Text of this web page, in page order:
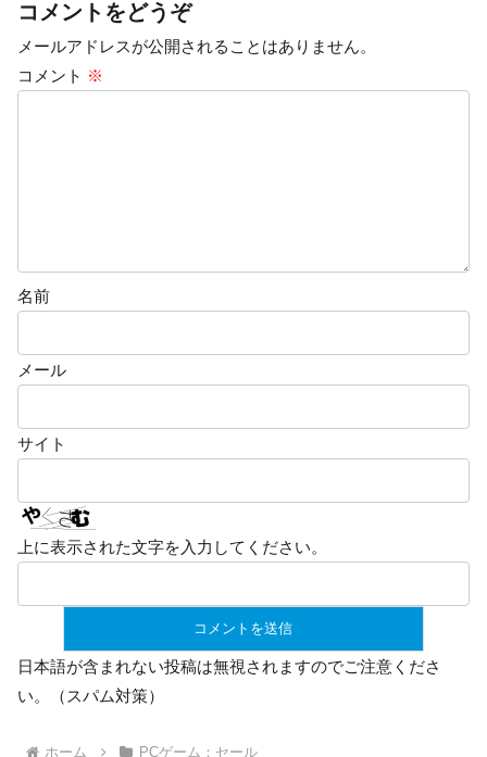
コメントをどうぞ
メールアドレスが公開されることはありません。
コメント ※
名前
メール
サイト
上に表示された文字を入力してください。
日本語が含まれない投稿は無視されますのでご注意くださ
い。（スパム対策）
ホーム PCゲーム：セール